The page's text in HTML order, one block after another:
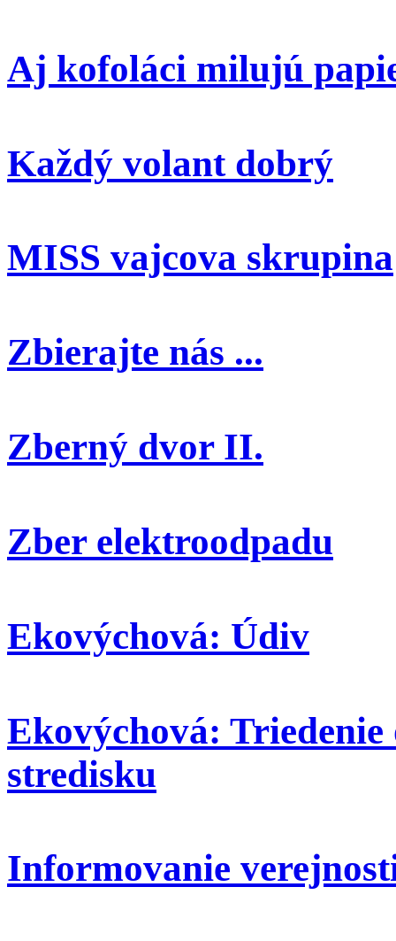
Aj kofoláci milujú
Každý volant dobrý
MISS vajcova skrupina
Zbierajte nás ...
Zberný dvor II.
Zber elektroodpadu
Ekovýchová: Údiv
Ekovýchová:
stredisku
Informovanie